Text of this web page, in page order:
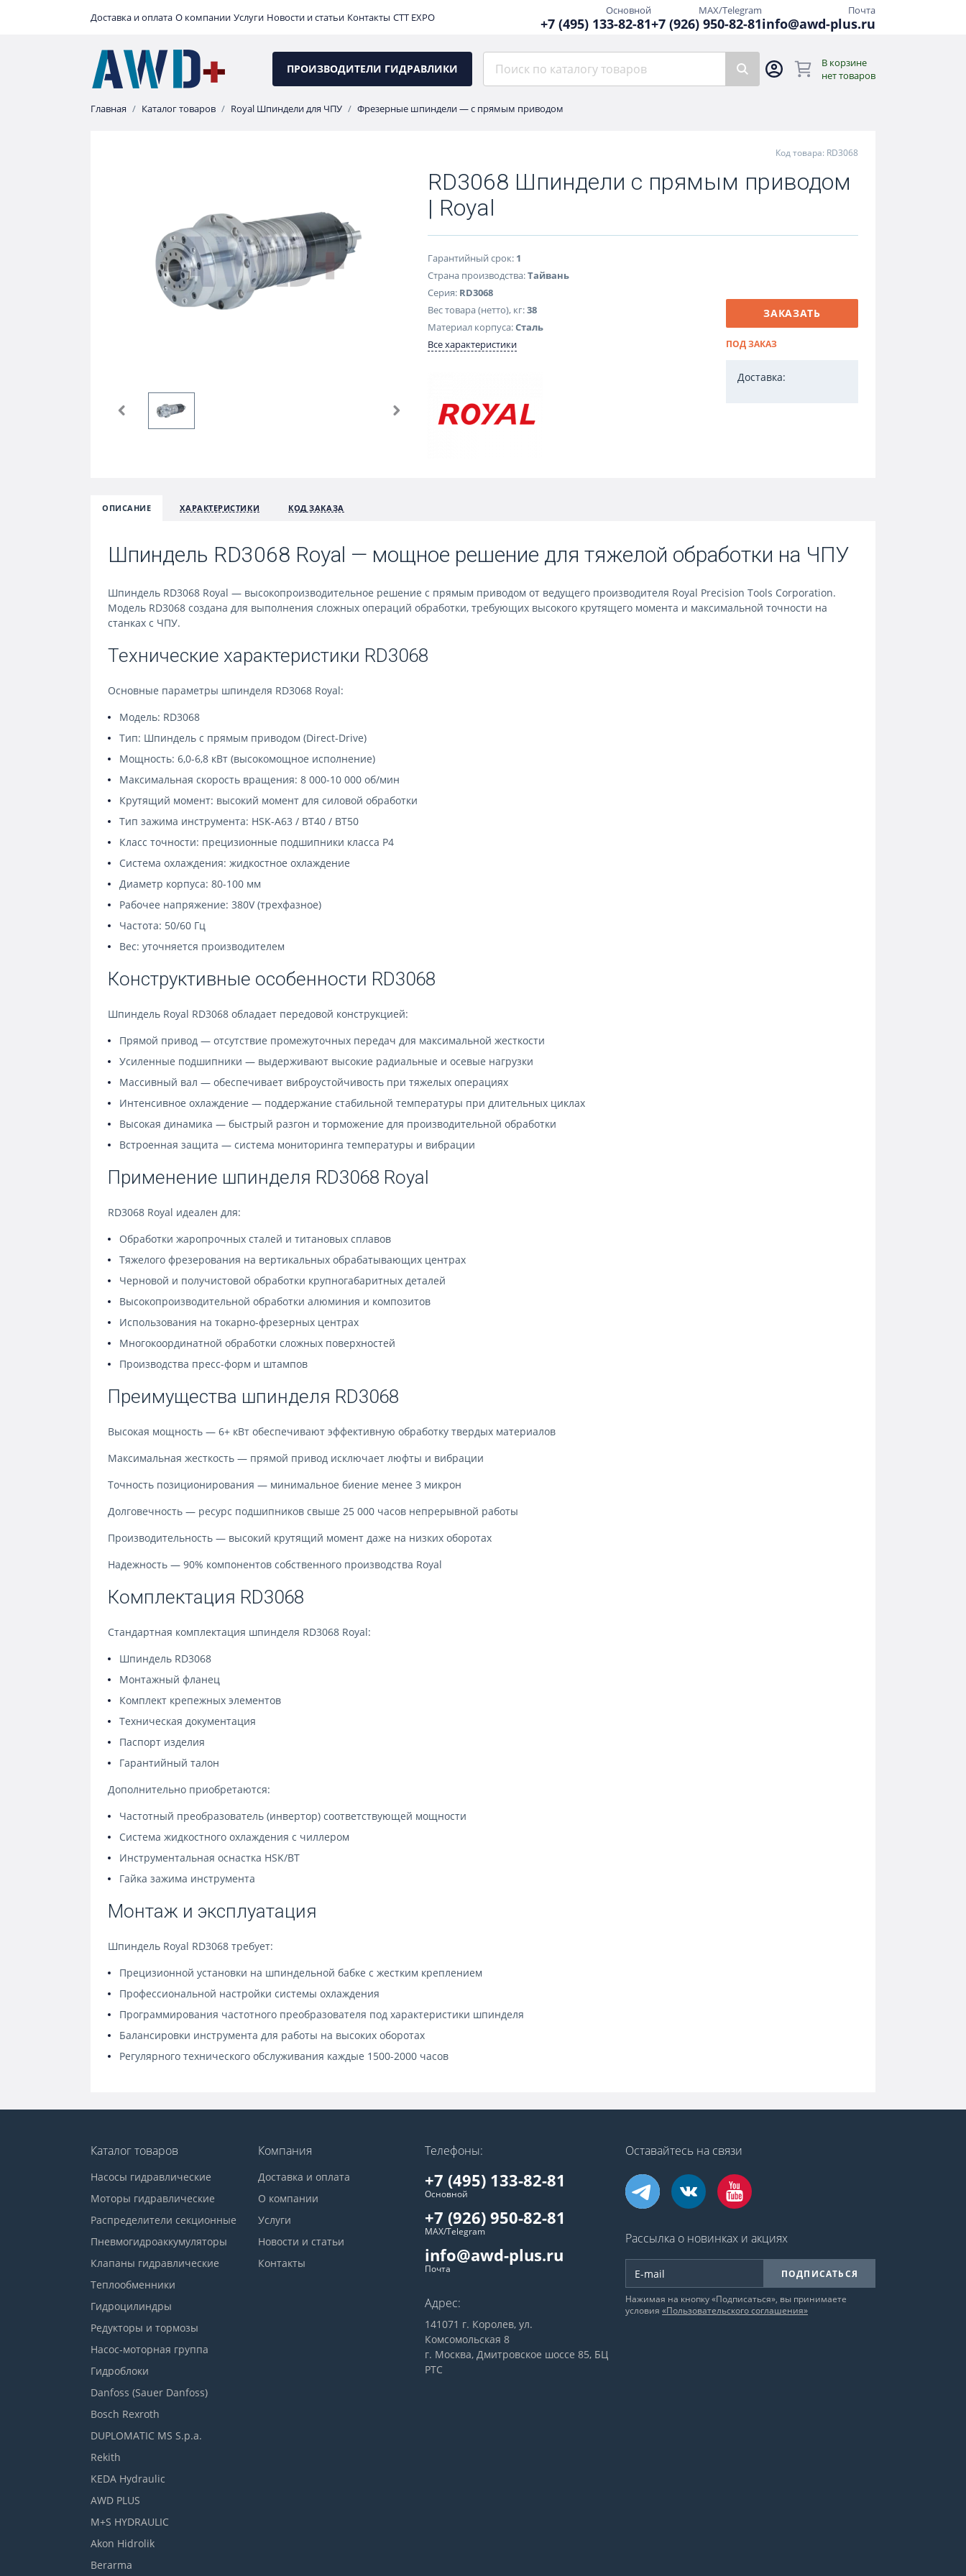
Доставка и оплата О компании Услуги Новости и статьи Контакты CTT EXPO +7 (495) 133-82-81
Основной
+7 (926) 950-82-81
MAX/Telegram
info@awd-plus.ru
Почта
ПРОИЗВОДИТЕЛИ ГИДРАВЛИКИ
В корзине
нет товаров
Главная Каталог товаров Royal Шпиндели для ЧПУ Фрезерные шпиндели — с прямым приводом
Код товара: RD3068
RD3068 Шпиндели с прямым приводом
| Royal
Гарантийный срок: 1
Страна производства:Тайвань
Серия: RD3068
Вес товара (нетто), кг:38
Материал корпуса:Сталь
Все характеристики
ЗАКАЗАТЬ
ПОД ЗАКАЗ
Доставка:
ОПИСАНИЕ ХАРАКТЕРИСТИКИ КОД ЗАКАЗА
Шпиндель RD3068 Royal — мощное решение для тяжелой обработки на ЧПУ
Шпиндель RD3068 Royal — высокопроизводительное решение с прямым приводом от ведущего производителя Royal Precision Tools Corporation.
Модель RD3068 создана для выполнения сложных операций обработки, требующих высокого крутящего момента и максимальной точности на
станках с ЧПУ.
Технические характеристики RD3068
Основные параметры шпинделя RD3068 Royal:
Модель: RD3068
Тип: Шпиндель с прямым приводом (Direct-Drive)
Мощность: 6,0-6,8 кВт (высокомощное исполнение)
Максимальная скорость вращения: 8 000-10 000 об/мин
Крутящий момент: высокий момент для силовой обработки
Тип зажима инструмента: HSK-A63 / BT40 / BT50
Класс точности: прецизионные подшипники класса P4
Система охлаждения: жидкостное охлаждение
Диаметр корпуса: 80-100 мм
Рабочее напряжение: 380V (трехфазное)
Частота: 50/60 Гц
Вес: уточняется производителем
Конструктивные особенности RD3068
Шпиндель Royal RD3068 обладает передовой конструкцией:
Прямой привод — отсутствие промежуточных передач для максимальной жесткости
Усиленные подшипники — выдерживают высокие радиальные и осевые нагрузки
Массивный вал — обеспечивает виброустойчивость при тяжелых операциях
Интенсивное охлаждение — поддержание стабильной температуры при длительных циклах
Высокая динамика — быстрый разгон и торможение для производительной обработки
Встроенная защита — система мониторинга температуры и вибрации
Применение шпинделя RD3068 Royal
RD3068 Royal идеален для:
Обработки жаропрочных сталей и титановых сплавов
Тяжелого фрезерования на вертикальных обрабатывающих центрах
Черновой и получистовой обработки крупногабаритных деталей
Высокопроизводительной обработки алюминия и композитов
Использования на токарно-фрезерных центрах
Многокоординатной обработки сложных поверхностей
Производства пресс-форм и штампов
Преимущества шпинделя RD3068
Высокая мощность — 6+ кВт обеспечивают эффективную обработку твердых материалов
Максимальная жесткость — прямой привод исключает люфты и вибрации
Точность позиционирования — минимальное биение менее 3 микрон
Долговечность — ресурс подшипников свыше 25 000 часов непрерывной работы
Производительность — высокий крутящий момент даже на низких оборотах
Надежность — 90% компонентов собственного производства Royal
Комплектация RD3068
Стандартная комплектация шпинделя RD3068 Royal:
Шпиндель RD3068
Монтажный фланец
Комплект крепежных элементов
Техническая документация
Паспорт изделия
Гарантийный талон
Дополнительно приобретаются:
Частотный преобразователь (инвертор) соответствующей мощности
Система жидкостного охлаждения с чиллером
Инструментальная оснастка HSK/BT
Гайка зажима инструмента
Монтаж и эксплуатация
Шпиндель Royal RD3068 требует:
Прецизионной установки на шпиндельной бабке с жестким креплением
Профессиональной настройки системы охлаждения
Программирования частотного преобразователя под характеристики шпинделя
Балансировки инструмента для работы на высоких оборотах
Регулярного технического обслуживания каждые 1500-2000 часов
Каталог товаров
Насосы гидравлические
Моторы гидравлические
Распределители секционные
Пневмогидроаккумуляторы
Клапаны гидравлические
Теплообменники
Гидроцилиндры
Редукторы и тормозы
Насос-моторная группа
Гидроблоки
Danfoss (Sauer Danfoss)
Bosch Rexroth
DUPLOMATIC MS S.p.a.
Rekith
KEDA Hydraulic
AWD PLUS
M+S HYDRAULIC
Akon Hidrolik
Berarma
Компания
Доставка и оплата
О компании
Услуги
Новости и статьи
Контакты
Телефоны:
+7 (495) 133-82-81
Основной
+7 (926) 950-82-81
MAX/Telegram
info@awd-plus.ru
Почта
Адрес:
141071 г. Королев, ул.
Комсомольская 8
г. Москва, Дмитровское шоссе 85, БЦ
РТС
Оставайтесь на связи
Рассылка о новинках и акциях
ПОДПИСАТЬСЯ
Нажимая на кнопку «Подписаться», вы принимаете
условия «Пользовательского соглашения»